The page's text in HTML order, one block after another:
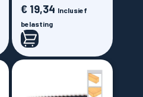
Prijs
€ 19,34 Inclusief
belasting